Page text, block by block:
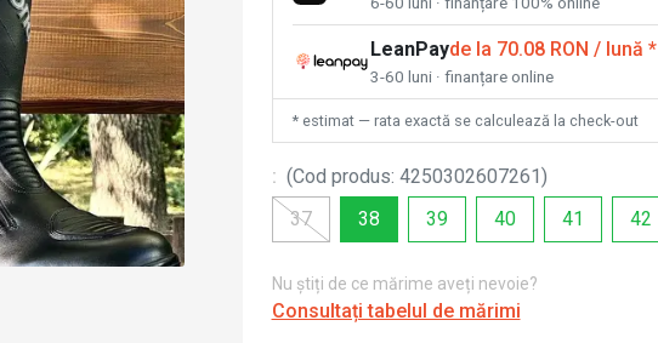
LeanPayde la 70.08 RON / lună *
3-60 luni · finanțare online
* estimat — rata exactă se calculează la check-out
: (Cod produs: 4250302607261)
37
38 39 40 41 42
Nu știți de ce mărime aveți nevoie?
Consultați tabelul de mărimi